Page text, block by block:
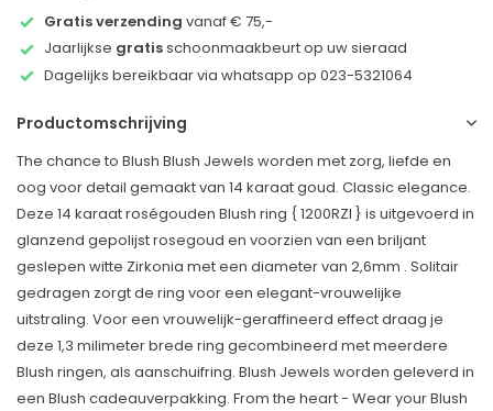
Gratis verzending vanaf € 75,-
Jaarlijkse gratisschoonmaakbeurt op uw sieraad
Dagelijks bereikbaar via whatsapp op 023-5321064
Productomschrijving
The chance to Blush Blush Jewels worden met zorg, liefde en
oog voor detail gemaakt van 14 karaat goud. Classic elegance.
Deze 14 karaat roségouden Blush ring { 1200RZI } is uitgevoerd in
glanzend gepolijst rosegoud en voorzien van een briljant
geslepen witte Zirkonia met een diameter van 2,6mm . Solitair
gedragen zorgt de ring voor een elegant-vrouwelijke
uitstraling. Voor een vrouwelijk-geraffineerd effect draag je
deze 1,3 milimeter brede ring gecombineerd met meerdere
Blush ringen, als aanschuifring. Blush Jewels worden geleverd in
een Blush cadeauverpakking. From the heart - Wear your Blush